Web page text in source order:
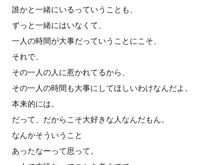
誰かと一緒にいるっていうことも、
ずっと一緒にはいなくて、
一人の時間が大事だっていうことにこそ、
それで、
その一人の人に惹かれてるから、
その一人の時間も大事にしてほしいわけなんだよ。
本来的には。
だって、だからこそ大好きな人なんだもん。
なんかそういうこと
あったなーって思って。